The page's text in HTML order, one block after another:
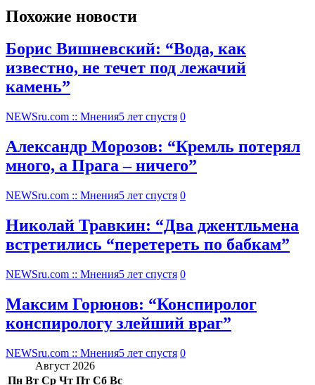
Похожие новости
Борис Вишневский: “Вода, как
известно, не течет под лежачий
камень”
NEWSru.com :: Мнения5 лет спустя 0
Александр Морозов: “Кремль потерял
много, а Прага – ничего”
NEWSru.com :: Мнения5 лет спустя 0
Николай Травкин: “Два джентльмена
встретились “перетереть по бабкам”
NEWSru.com :: Мнения5 лет спустя 0
Максим Горюнов: “Конспиролог
конспирологу злейший враг”
NEWSru.com :: Мнения5 лет спустя 0
Август 2026
Пн Вт Ср Чт Пт Сб Вс